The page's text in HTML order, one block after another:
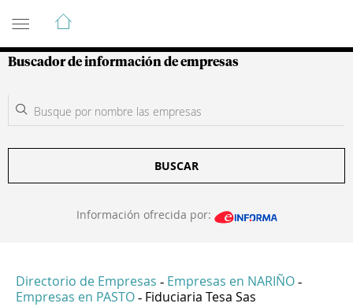
Guía de Empresas Colombianas
Buscador de información de empresas
BUSCAR
Información ofrecida por:
Directorio de Empresas - Empresas en NARIÑO -
Empresas en PASTO - Fiduciaria Tesa Sas